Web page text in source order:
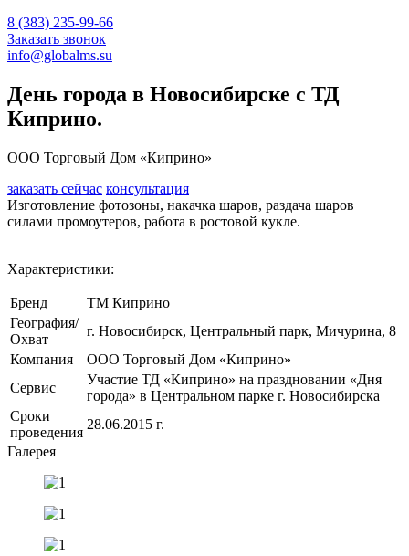
8 (383) 235-99-66
Заказать звонок
info@globalms.su
День города в Новосибирске с ТД
Киприно.
ООО Торговый Дом «Киприно»
заказать сейчас консультация
Изготовление фотозоны, накачка шаров, раздача шаров
силами промоутеров, работа в ростовой кукле.
Характеристики:
Бренд
ТМ Киприно
География/
Охват
г. Новосибирск, Центральный парк, Мичурина, 8
Компания
ООО Торговый Дом «Киприно»
Сервис
Участие ТД «Киприно» на праздновании «Дня
города» в Центральном парке г. Новосибирска
Сроки
проведения
28.06.2015 г.
Галерея